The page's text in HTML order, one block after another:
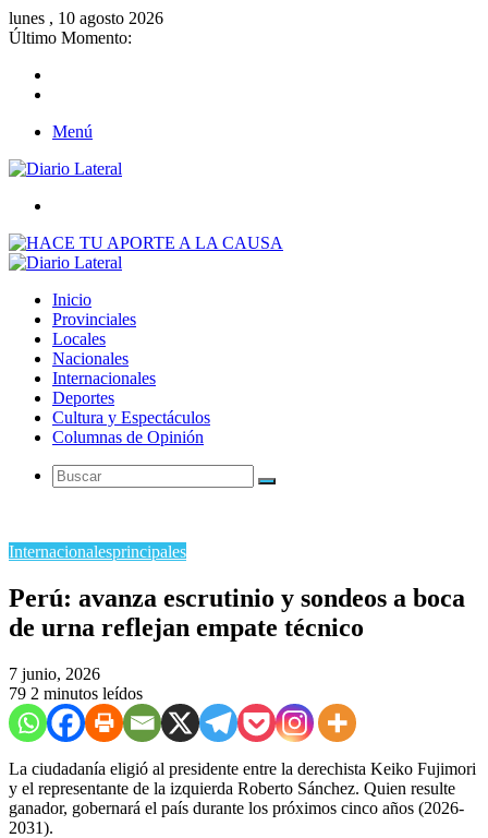
lunes , 10 agosto 2026
Último Momento:
Menú
Inicio
Provinciales
Locales
Nacionales
Internacionales
Deportes
Cultura y Espectáculos
Columnas de Opinión
Buscar
Internacionalesprincipales
Perú: avanza escrutinio y sondeos a boca
de urna reflejan empate técnico
7 junio, 2026
79 2 minutos leídos
La ciudadanía eligió al presidente entre la derechista Keiko Fujimori
y el representante de la izquierda Roberto Sánchez. Quien resulte
ganador, gobernará el país durante los próximos cinco años (2026-
2031).